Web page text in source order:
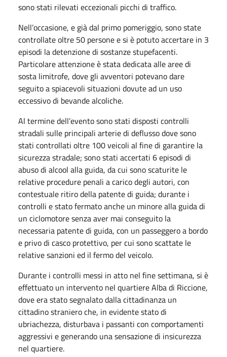
sono stati rilevati eccezionali picchi di traffico.
Nell’occasione, e già dal primo pomeriggio, sono state
controllate oltre 50 persone e si è potuto accertare in 3
episodi la detenzione di sostanze stupefacenti.
Particolare attenzione è stata dedicata alle aree di
sosta limitrofe, dove gli avventori potevano dare
seguito a spiacevoli situazioni dovute ad un uso
eccessivo di bevande alcoliche.
Al termine dell’evento sono stati disposti controlli
stradali sulle principali arterie di deflusso dove sono
stati controllati oltre 100 veicoli al fine di garantire la
sicurezza stradale; sono stati accertati 6 episodi di
abuso di alcool alla guida, da cui sono scaturite le
relative procedure penali a carico degli autori, con
contestuale ritiro della patente di guida; durante i
controlli e stato fermato anche un minore alla guida di
un ciclomotore senza aver mai conseguito la
necessaria patente di guida, con un passeggero a bordo
e privo di casco protettivo, per cui sono scattate le
relative sanzioni ed il fermo del veicolo.
Durante i controlli messi in atto nel fine settimana, si è
effettuato un intervento nel quartiere Alba di Riccione,
dove era stato segnalato dalla cittadinanza un
cittadino straniero che, in evidente stato di
ubriachezza, disturbava i passanti con comportamenti
aggressivi e generando una sensazione di insicurezza
nel quartiere.